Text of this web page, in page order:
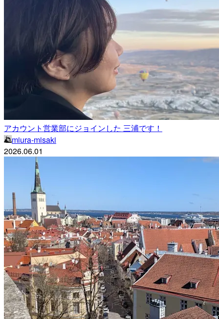
アカウント営業部にジョインした 三浦です！
miura-misaki
2026.06.01